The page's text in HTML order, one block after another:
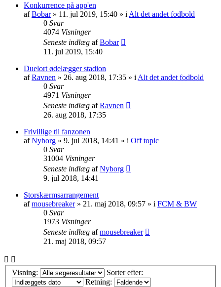
Konkurrence på app'en
afBobar» 11. jul 2019, 15:40 » i Alt det andet fodbold
0 Svar
4074 Visninger
Seneste indlæg afBobar
11. jul 2019, 15:40
Duelort ødelægger stadion
afRavnen » 26. aug 2018, 17:35 » i Alt det andet fodbold
0 Svar
4971 Visninger
Seneste indlæg afRavnen
26. aug 2018, 17:35
Frivillige til fanzonen
afNyborg » 9. jul 2018, 14:41 » i Off topic
0 Svar
31004 Visninger
Seneste indlæg afNyborg
9. jul 2018, 14:41
Storskærmsarrangement
afmousebreaker» 21. maj 2018, 09:57 » i FCM & BW
0 Svar
1973 Visninger
Seneste indlæg afmousebreaker
21. maj 2018, 09:57
Visning:
Sorter efter:
Retning: